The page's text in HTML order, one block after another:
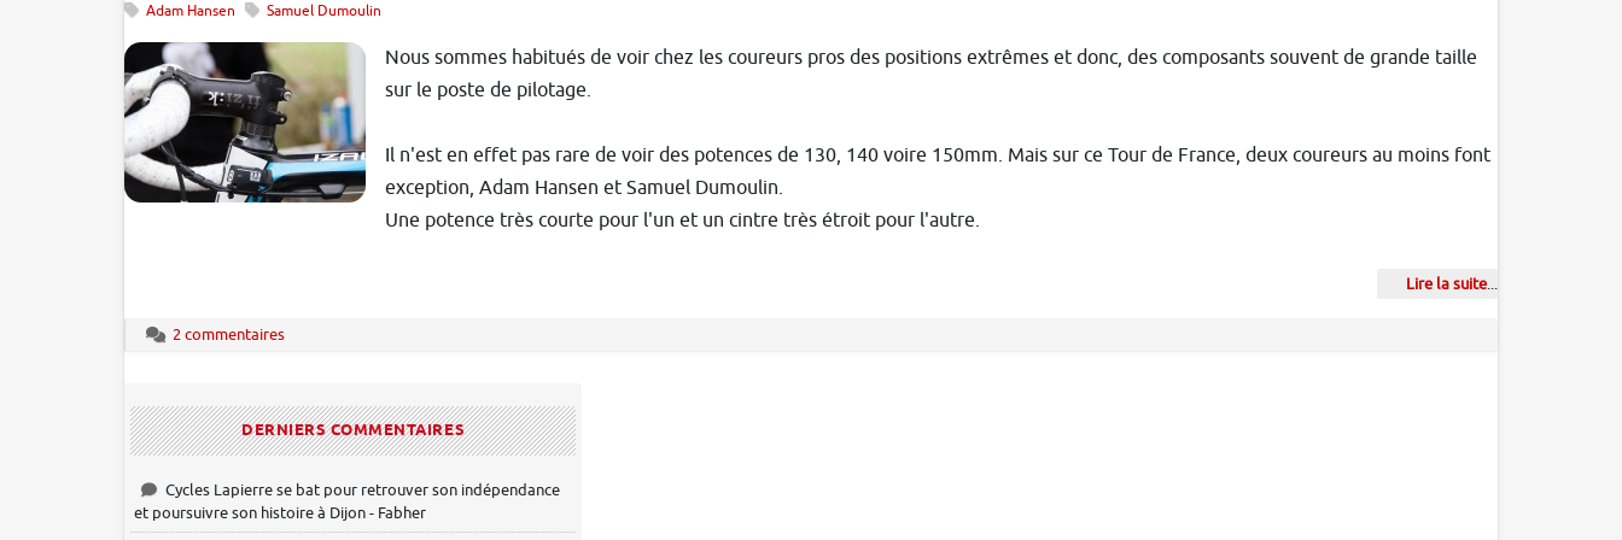
Adam Hansen Samuel Dumoulin
Nous sommes habitués de voir chez les coureurs pros des positions extrêmes et donc, des composants souvent de grande taille
sur le poste de pilotage.
Il n'est en effet pas rare de voir des potences de 130, 140 voire 150mm. Mais sur ce Tour de France, deux coureurs au moins font
exception, Adam Hansen et Samuel Dumoulin.
Une potence très courte pour l'un et un cintre très étroit pour l'autre.
Lire la suite...
2 commentaires
DERNIERS COMMENTAIRES
Cycles Lapierre se bat pour retrouver son indépendance
et poursuivre son histoire à Dijon - Fabher